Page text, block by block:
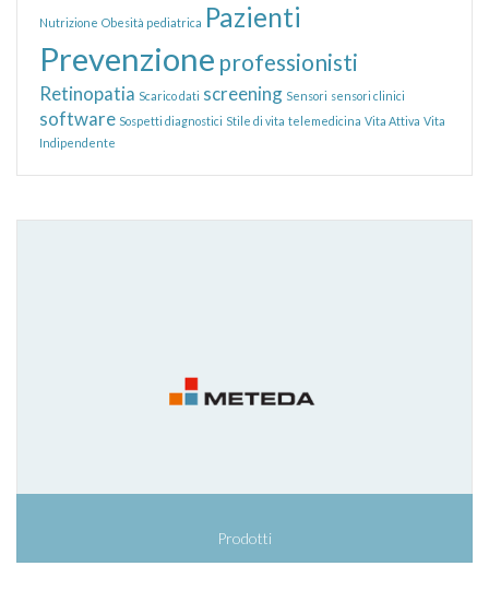
Nutrizione Obesità pediatrica Pazienti
Prevenzione professionisti
Retinopatia Scarico dati screening Sensori sensori clinici
software Sospetti diagnostici Stile di vita telemedicina Vita Attiva Vita
Indipendente
Prodotti